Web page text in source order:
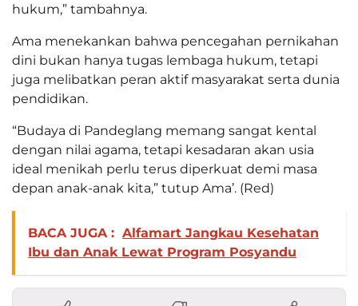
hukum,” tambahnya.
Ama menekankan bahwa pencegahan pernikahan
dini bukan hanya tugas lembaga hukum, tetapi
juga melibatkan peran aktif masyarakat serta dunia
pendidikan.
“Budaya di Pandeglang memang sangat kental
dengan nilai agama, tetapi kesadaran akan usia
ideal menikah perlu terus diperkuat demi masa
depan anak-anak kita,” tutup Ama’. (Red)
BACA JUGA : Alfamart Jangkau Kesehatan
Ibu dan Anak Lewat Program Posyandu